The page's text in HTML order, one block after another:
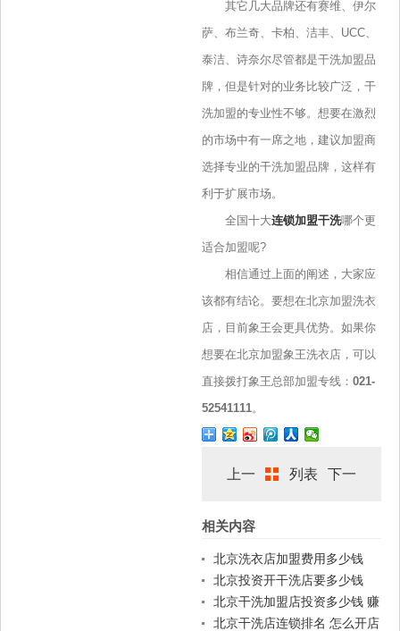
其它几大品牌还有赛维、伊尔
萨、布兰奇、卡柏、洁丰、UCC、
泰洁、诗奈尔尽管都是干洗加盟品
牌，但是针对的业务比较广泛，干
洗加盟的专业性不够。想要在激烈
的市场中有一席之地，建议加盟商
选择专业的干洗加盟品牌，这样有
利于扩展市场。
全国十大连锁加盟干洗哪个更
适合加盟呢?
相信通过上面的阐述，大家应
该都有结论。要想在北京加盟洗衣
店，目前象王会更具优势。如果你
想要在北京加盟象王洗衣店，可以
直接拨打象王总部加盟专线： 021-
52541111。
上一
篇
列表 下一
相关内容
北京洗衣店加盟费用多少钱
北京投资开干洗店要多少钱
北京干洗加盟店投资多少钱 赚
钱吗
北京干洗店连锁排名 怎么开店